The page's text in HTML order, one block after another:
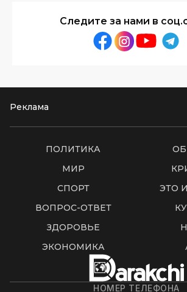
Следите за нами в
Реклама
ПОЛИТИКА
МИР
СПОРТ
ЭТО
ВОПРОС-ОТВЕТ
ЗДОРОВЬЕ
ЭКОНОМИКА
НОМЕР ТЕЛЕФОНА